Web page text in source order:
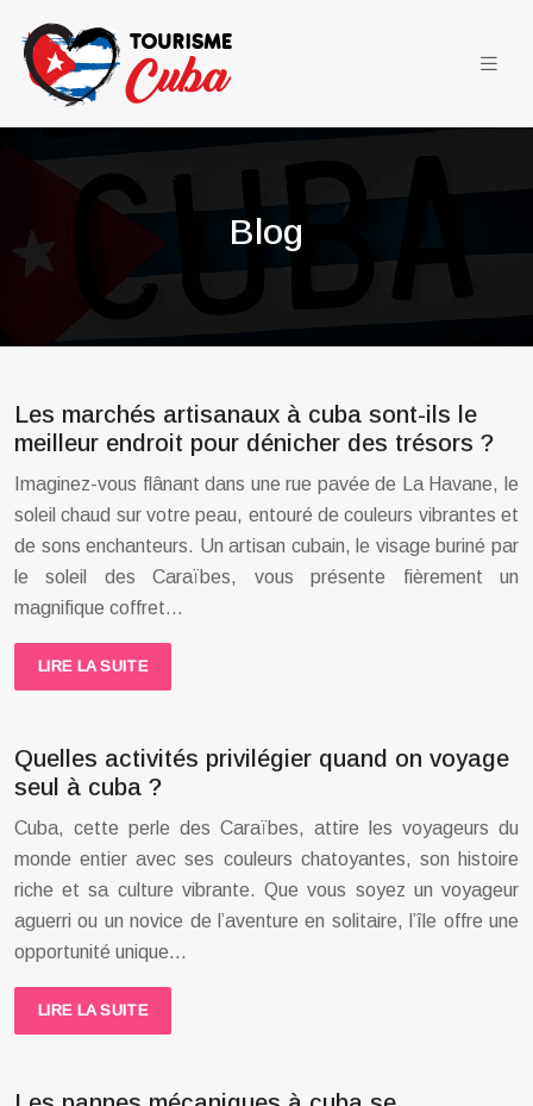
Blog
Les marchés artisanaux à cuba sont-ils le
meilleur endroit pour dénicher des trésors ?
Imaginez-vous flânant dans une rue pavée de La Havane, le
soleil chaud sur votre peau, entouré de couleurs vibrantes et
de sons enchanteurs. Un artisan cubain, le visage buriné par
le soleil des Caraïbes, vous présente fièrement un
magnifique coffret…
LIRE LA SUITE
Quelles activités privilégier quand on voyage
seul à cuba ?
Cuba, cette perle des Caraïbes, attire les voyageurs du
monde entier avec ses couleurs chatoyantes, son histoire
riche et sa culture vibrante. Que vous soyez un voyageur
aguerri ou un novice de l’aventure en solitaire, l’île offre une
opportunité unique…
LIRE LA SUITE